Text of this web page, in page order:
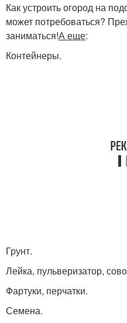
Как устроить огород на
может потребоваться?
заниматься!А еще:
Контейнеры.
Грунт.
Лейка, пульверизатор,
Фартуки, перчатки.
Семена.